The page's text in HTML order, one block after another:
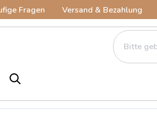
Fragen Versand & Bezahlung